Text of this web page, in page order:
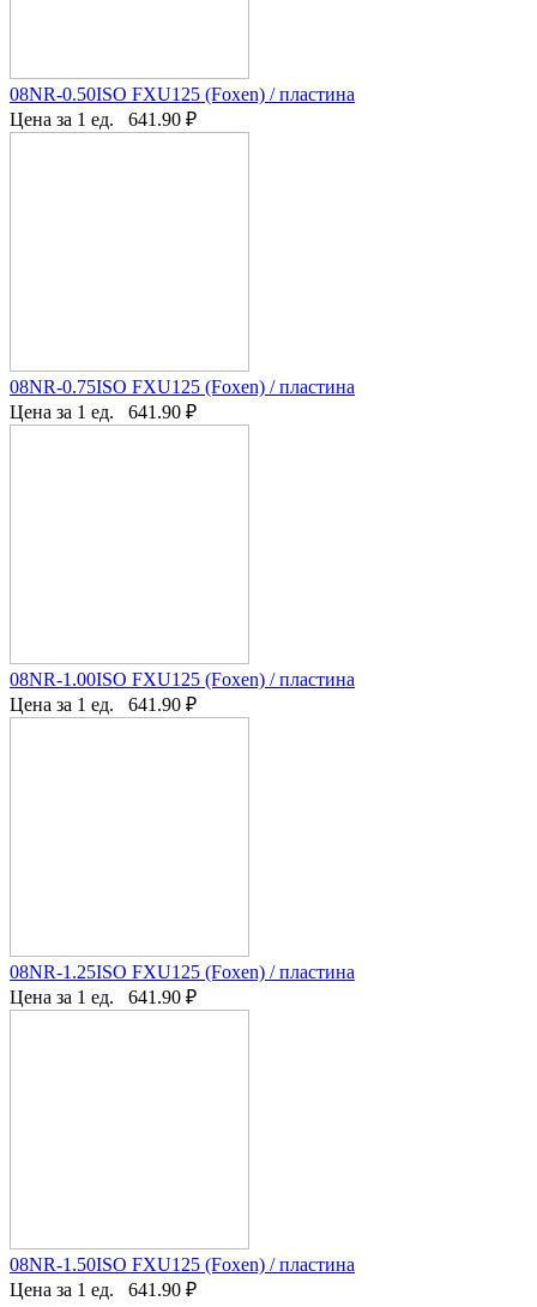
08NR-0.50ISO FXU125 (Foxen) / пластина
Цена за 1 ед.
641.90 ₽
08NR-0.75ISO FXU125 (Foxen) / пластина
Цена за 1 ед.
641.90 ₽
08NR-1.00ISO FXU125 (Foxen) / пластина
Цена за 1 ед.
641.90 ₽
08NR-1.25ISO FXU125 (Foxen) / пластина
Цена за 1 ед.
641.90 ₽
08NR-1.50ISO FXU125 (Foxen) / пластина
Цена за 1 ед.
641.90 ₽